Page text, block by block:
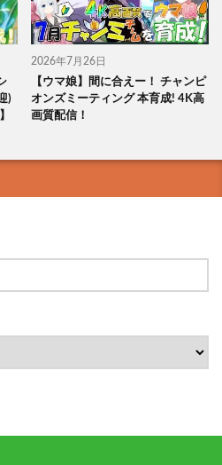
)
2026年7月26日
【ウマ娘】間に合えー！ チャンピ
オンズミーティング 本育成! 4K高
画質配信！